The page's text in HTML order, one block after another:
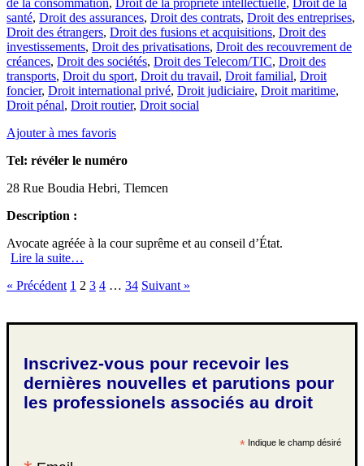
santé, Droit des assurances, Droit des contrats, Droit des entreprises,
Droit des étrangers, Droit des fusions et acquisitions, Droit des
investissements, Droit des privatisations, Droit des recouvrement de
créances, Droit des sociétés, Droit des Telecom/TIC, Droit des
transports, Droit du sport, Droit du travail, Droit familial, Droit
foncier, Droit international privé, Droit judiciaire, Droit maritime,
Droit pénal, Droit routier, Droit social
Ajouter à mes favoris
Tel: révéler le numéro
28 Rue Boudia Hebri, Tlemcen
Description :
Avocate agréée à la cour suprême et au conseil d’État.
Lire la suite…
« Précédent 1 2 3 4 … 34 Suivant »
Inscrivez-vous pour recevoir les
dernières nouvelles et parutions pour
les professionels associés au droit
* Indique le champ désiré